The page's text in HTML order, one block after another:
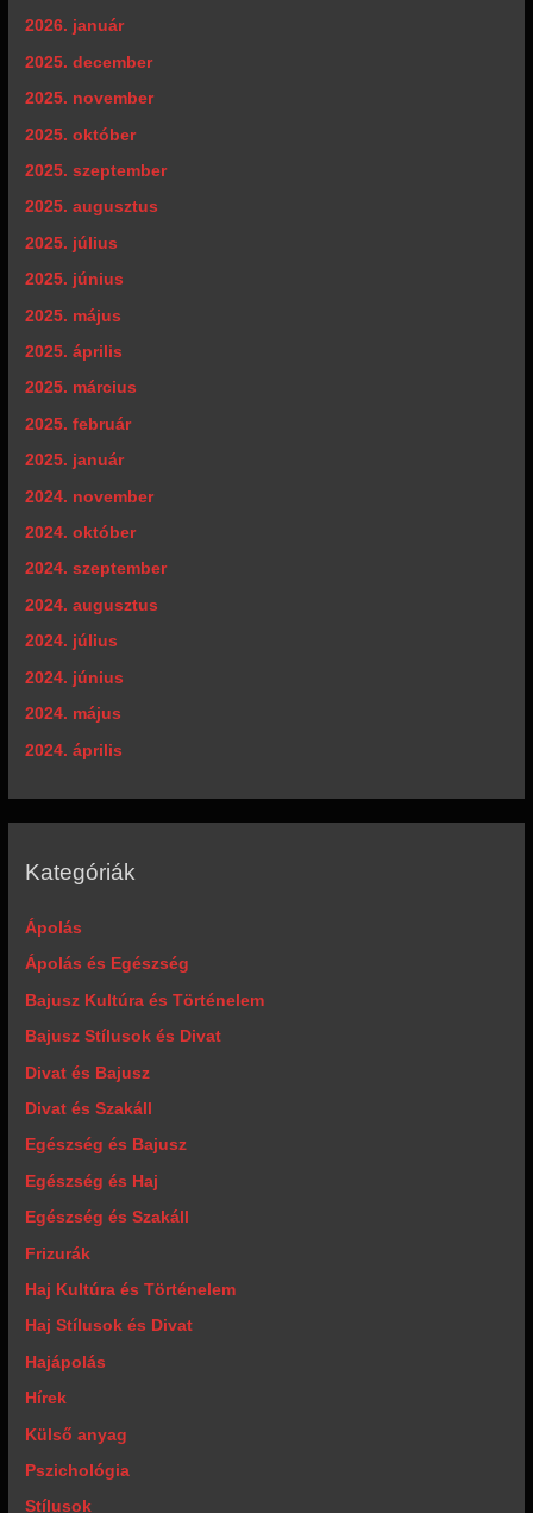
2026. január
2025. december
2025. november
2025. október
2025. szeptember
2025. augusztus
2025. július
2025. június
2025. május
2025. április
2025. március
2025. február
2025. január
2024. november
2024. október
2024. szeptember
2024. augusztus
2024. július
2024. június
2024. május
2024. április
Kategóriák
Ápolás
Ápolás és Egészség
Bajusz Kultúra és Történelem
Bajusz Stílusok és Divat
Divat és Bajusz
Divat és Szakáll
Egészség és Bajusz
Egészség és Haj
Egészség és Szakáll
Frizurák
Haj Kultúra és Történelem
Haj Stílusok és Divat
Hajápolás
Hírek
Külső anyag
Pszichológia
Stílusok